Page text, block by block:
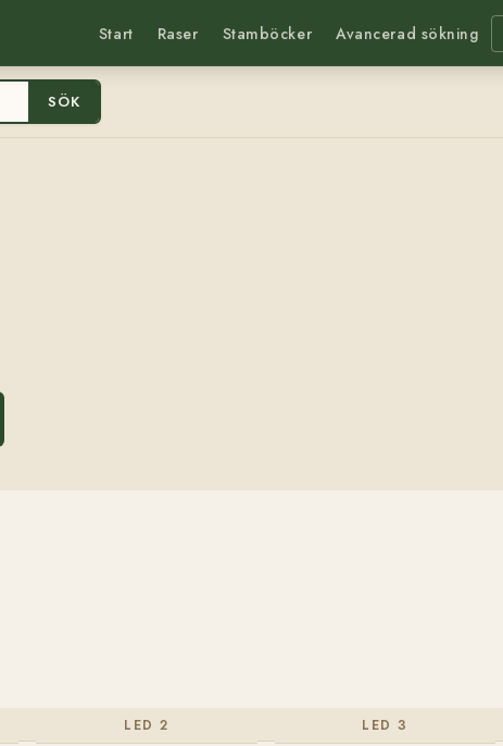
Start Raser Stamböcker Avancerad sökning
SÖK
LED 2 LED 3